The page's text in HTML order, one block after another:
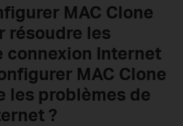
MAC Clone
résoudre les
connexion Internet
MAC Clone
les problèmes de
?